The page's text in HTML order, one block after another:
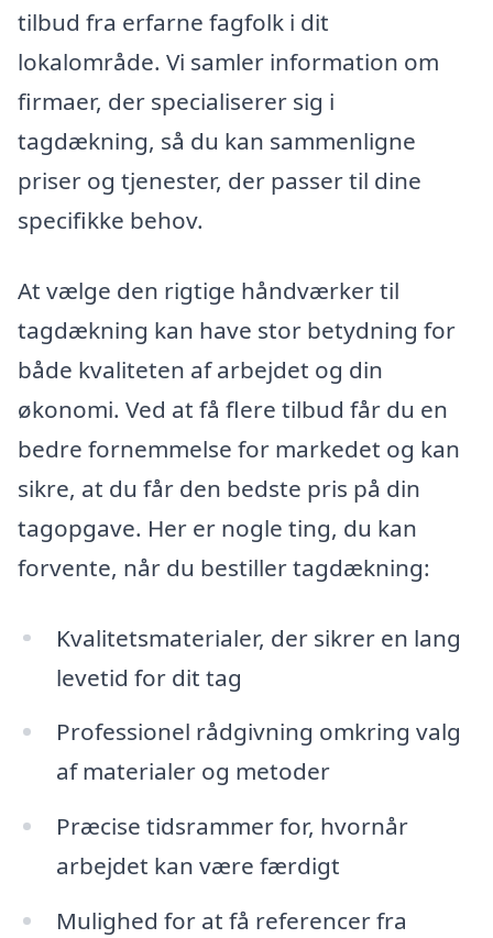
tilbud fra erfarne fagfolk i dit
lokalområde. Vi samler information om
firmaer, der specialiserer sig i
tagdækning, så du kan sammenligne
priser og tjenester, der passer til dine
specifikke behov.
At vælge den rigtige håndværker til
tagdækning kan have stor betydning for
både kvaliteten af arbejdet og din
økonomi. Ved at få flere tilbud får du en
bedre fornemmelse for markedet og kan
sikre, at du får den bedste pris på din
tagopgave. Her er nogle ting, du kan
forvente, når du bestiller tagdækning:
Kvalitetsmaterialer, der sikrer en lang
levetid for dit tag
Professionel rådgivning omkring valg
af materialer og metoder
Præcise tidsrammer for, hvornår
arbejdet kan være færdigt
Mulighed for at få referencer fra